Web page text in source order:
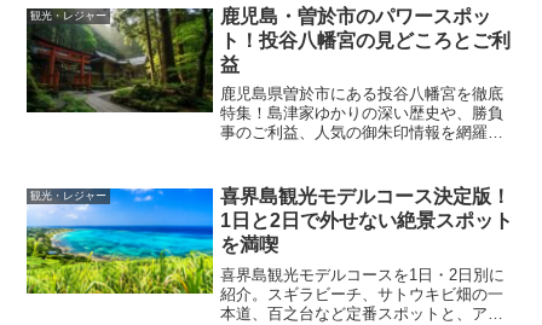
シティビュー」の活用法や、仙巌園・城
山展望台・天文館の白熊などの必見スポ
ット、さらには雨の日の対策まで網羅し
ています。
観光・レジャー
鹿児島・曽於市のパワースポッ
ト！投谷八幡宮の見どころとご利
益
鹿児島県曽於市にある投谷八幡宮を徹底
特集！島津家ゆかりの深い歴史や、勝負
事のご利益、人気の御朱印情報を網羅。
名所「溝ノ口洞穴」、絶品黒豚グルメま
でご紹介。2026年最新のアクセス・駐車
場情報も掲載。参拝前の予習はこれでバ
ッチリです！
観光・レジャー
喜界島観光モデルコース決定版！
1日と2日で外せない絶景スポット
を満喫
喜界島観光モデルコースを1日・2日別に
紹介。スギラビーチ、サトウキビ畑の一
本道、百之台など定番スポットと、アク